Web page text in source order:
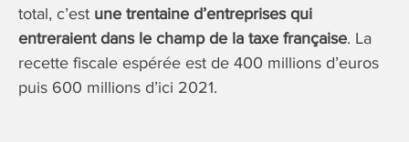
total, c’est une trentaine d’entreprises qui
entreraient dans le champ de la taxe française. La
recette fiscale espérée est de 400 millions d’euros
puis 600 millions d’ici 2021.